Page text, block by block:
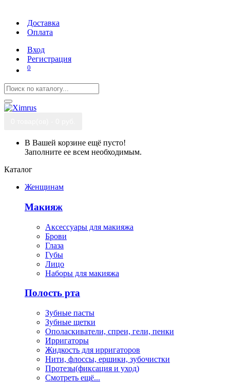
Доставка
Оплата
Вход
Регистрация
0
В Вашей корзине ещё пусто!
Заполните ее всем необходимым.
Каталог
Женщинам
Макияж
Аксессуары для макияжа
Брови
Глаза
Губы
Лицо
Наборы для макияжа
Полость рта
Зубные пасты
Зубные щетки
Ополаскиватели, спреи, гели, пенки
Ирригаторы
Жидкость для ирригаторов
Нити, флоссы, ершики, зубочистки
Протезы(фиксация и уход)
Смотреть ещё...